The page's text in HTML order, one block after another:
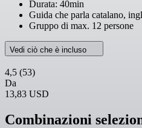
Durata: 40min
Guida che parla catalano,
Gruppo di max. 12 persone
Vedi ciò che è incluso
4,5 (53)
Da
13,83 USD
Combinazioni